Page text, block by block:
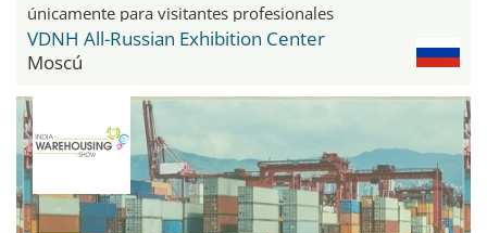
únicamente para visitantes profesionales
VDNH All-Russian Exhibition Center
Moscú